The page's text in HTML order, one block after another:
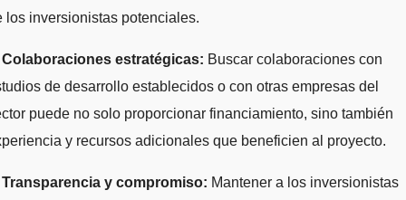
los inversionistas potenciales.
Colaboraciones estratégicas: Buscar colaboraciones con
de desarrollo establecidos o con otras empresas del
puede no solo proporcionar financiamiento, sino también
y recursos adicionales que beneficien al proyecto.
Transparencia y compromiso: Mantener a los inversionistas